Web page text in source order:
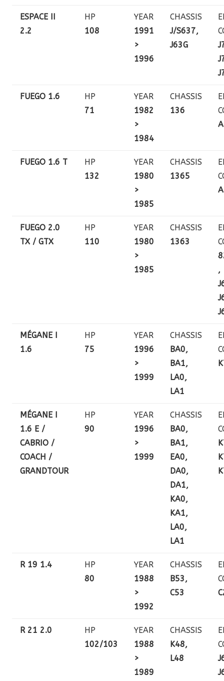
ESPACE II
2.2
HP
108
YEAR
1991
>
1996
CHASSIS
J/S637,
J63G
FUEGO 1.6
HP
71
YEAR
1982
>
1984
CHASSIS
136
FUEGO 1.6 T
HP
132
YEAR
1980
>
1985
CHASSIS
1365
FUEGO 2.0
TX / GTX
HP
110
YEAR
1980
>
1985
CHASSIS
1363
,
MÉGANE I
1.6
HP
75
YEAR
1996
>
1999
CHASSIS
BA0,
BA1,
LA0,
LA1
MÉGANE I
1.6 E /
CABRIO /
COACH /
GRANDTOUR
HP
90
YEAR
1996
>
1999
CHASSIS
BA0,
BA1,
EA0,
DA0,
DA1,
KA0,
KA1,
LA0,
LA1
R 19 1.4
HP
80
YEAR
1988
>
1992
CHASSIS
B53,
C53
R 21 2.0
HP
102/103
YEAR
1988
>
1989
CHASSIS
K48,
L48